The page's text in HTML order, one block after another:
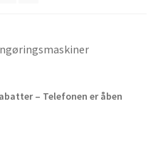
– Telefonen er åben